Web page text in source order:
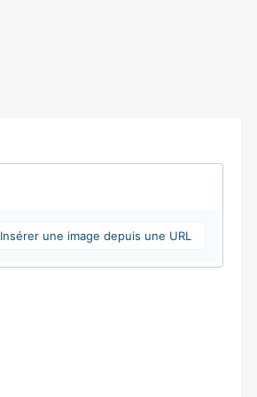
Insérer une image depuis une URL